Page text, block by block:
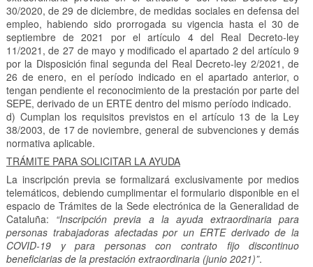
30/2020, de 29 de diciembre, de medidas sociales en defensa del
empleo, habiendo sido prorrogada su vigencia hasta el 30 de
septiembre de 2021 por el artículo 4 del Real Decreto-ley
11/2021, de 27 de mayo y modificado el apartado 2 del artículo 9
por la Disposición final segunda del Real Decreto-ley 2/2021, de
26 de enero, en el período indicado en el apartado anterior, o
tengan pendiente el reconocimiento de la prestación por parte del
SEPE, derivado de un ERTE dentro del mismo período indicado.
d) Cumplan los requisitos previstos en el artículo 13 de la Ley
38/2003, de 17 de noviembre, general de subvenciones y demás
normativa aplicable.
TRÁMITE PARA SOLICITAR LA AYUDA
La inscripción previa se formalizará exclusivamente por medios
telemáticos, debiendo cumplimentar el formulario disponible en el
espacio de Trámites de la Sede electrónica de la Generalidad de
Cataluña: “Inscripción previa a la ayuda extraordinaria para
personas trabajadoras afectadas por un ERTE derivado de la
COVID-19 y para personas con contrato fijo discontinuo
beneficiarias de la prestación extraordinaria (junio 2021)”.